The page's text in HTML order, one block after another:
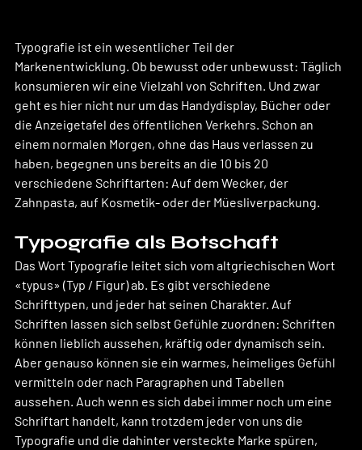
Typografie ist ein wesentlicher Teil der
Markenentwicklung. Ob bewusst oder unbewusst: Täglich
konsumieren wir eine Vielzahl von Schriften. Und zwar
geht es hier nicht nur um das Handydisplay, Bücher oder
die Anzeigetafel des öffentlichen Verkehrs. Schon an
einem normalen Morgen, ohne das Haus verlassen zu
haben, begegnen uns bereits an die 10 bis 20
verschiedene Schriftarten: Auf dem Wecker, der
Zahnpasta, auf Kosmetik- oder der Müesliverpackung.
Typografie als Botschaft
Das Wort Typografie leitet sich vom altgriechischen Wort
«typus» (Typ / Figur) ab. Es gibt verschiedene
Schrifttypen, und jeder hat seinen Charakter. Auf
Schriften lassen sich selbst Gefühle zuordnen: Schriften
können lieblich aussehen, kräftig oder dynamisch sein.
Aber genauso können sie ein warmes, heimeliges Gefühl
vermitteln oder nach Paragraphen und Tabellen
aussehen. Auch wenn es sich dabei immer noch um eine
Schriftart handelt, kann trotzdem jeder von uns die
Typografie und die dahinter versteckte Marke spüren,